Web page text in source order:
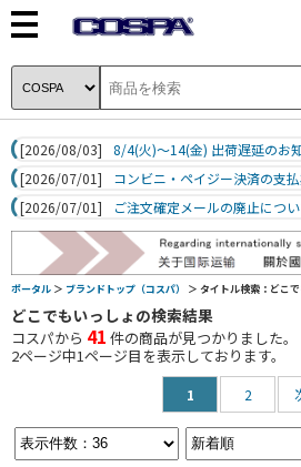
[2026/08/03]
8/4(火)～14(金) 出荷遅延のお
[2026/07/01]
コンビニ・ペイジー決済の支
[2026/07/01]
ご注文確定メールの廃止につ
ポータル ＞ ブランドトップ（コスパ） ＞ タイトル検索：どこ
どこでもいっしょの検索結果
コスパから 41 件の商品が見つかりました。
2ページ中1ページ目を表示しております。
1 2